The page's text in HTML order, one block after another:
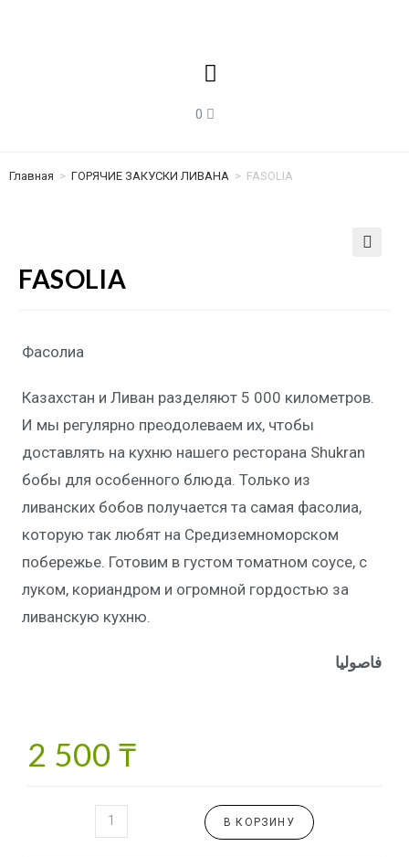
Главная > ГОРЯЧИЕ ЗАКУСКИ ЛИВАНА > FASOLIA
FASOLIA
Фасолиа
Казахстан и Ливан разделяют 5 000 километров.
И мы регулярно преодолеваем их, чтобы
доставлять на кухню нашего ресторана Shukran
бобы для особенного блюда. Только из
ливанских бобов получается та самая фасолиа,
которую так любят на Средиземноморском
побережье. Готовим в густом томатном соусе, с
луком, кориандром и огромной гордостью за
ливанскую кухню.
فاصوليا
2 500 ₸
В КОРЗИНУ